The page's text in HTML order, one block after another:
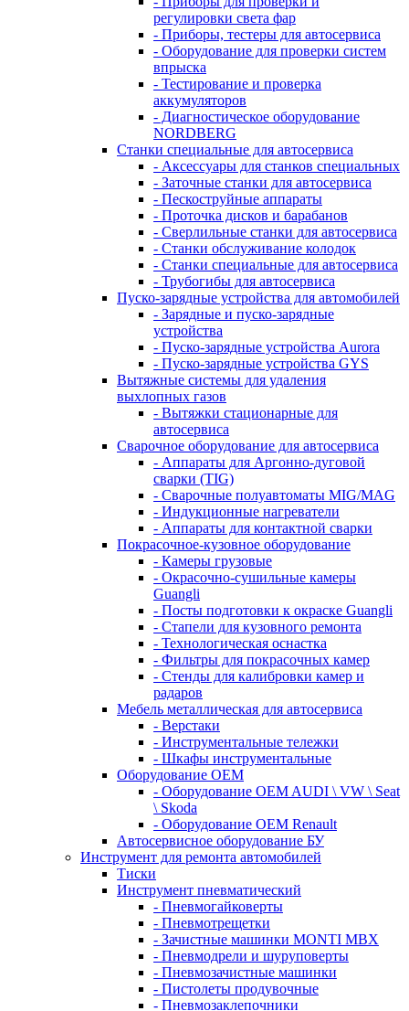
регулировки света фар
- Приборы, тестеры для автосервиса
- Оборудование для проверки систем
впрыска
- Тестирование и проверка
аккумуляторов
- Диагностическое оборудование
NORDBERG
Станки специальные для автосервиса
- Аксессуары для станков специальных
- Заточные станки для автосервиса
- Пескоструйные аппараты
- Проточка дисков и барабанов
- Сверлильные станки для автосервиса
- Станки обслуживание колодок
- Станки специальные для автосервиса
- Трубогибы для автосервиса
Пуско-зарядные устройства для автомобилей
- Зарядные и пуско-зарядные
устройства
- Пуско-зарядные устройства Aurora
- Пуско-зарядные устройства GYS
Вытяжные системы для удаления
выхлопных газов
- Вытяжки стационарные для
автосервиса
Сварочное оборудование для автосервиса
- Аппараты для Аргонно-дуговой
сварки (TIG)
- Сварочные полуавтоматы MIG/MAG
- Индукционные нагреватели
- Аппараты для контактной сварки
Покрасочное-кузовное оборудование
- Камеры грузовые
- Окрасочно-сушильные камеры
Guangli
- Посты подготовки к окраске Guangli
- Стапели для кузовного ремонта
- Технологическая оснастка
- Фильтры для покрасочных камер
- Стенды для калибровки камер и
радаров
Мебель металлическая для автосервиса
- Верстаки
- Инструментальные тележки
- Шкафы инструментальные
Оборудование OEM
- Оборудование OEM AUDI \ VW \ Seat
\ Skoda
- Оборудование OEM Renault
Автосервисное оборудование БУ
Инструмент для ремонта автомобилей
Тиски
Инструмент пневматический
- Пневмогайковерты
- Пневмотрещетки
- Зачистные машинки MONTI MBX
- Пневмодрели и шуруповерты
- Пневмозачистные машинки
- Пистолеты продувочные
- Пневмозаклепочники